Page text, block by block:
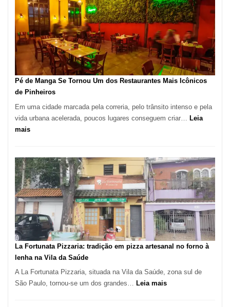
Pé de Manga Se Tornou Um dos Restaurantes Mais Icônicos
de Pinheiros
Em uma cidade marcada pela correria, pelo trânsito intenso e pela
vida urbana acelerada, poucos lugares conseguem criar… Leia
mais:
Manga
Se
Tornou
Um
dos
Restaurantes
Mais
Icônicos
La Fortunata Pizzaria: tradição em pizza artesanal no forno à
lenha na Vila da Saúde
A La Fortunata Pizzaria, situada na Vila da Saúde, zona sul de
São Paulo, tornou-se um dos grandes… Leia mais: